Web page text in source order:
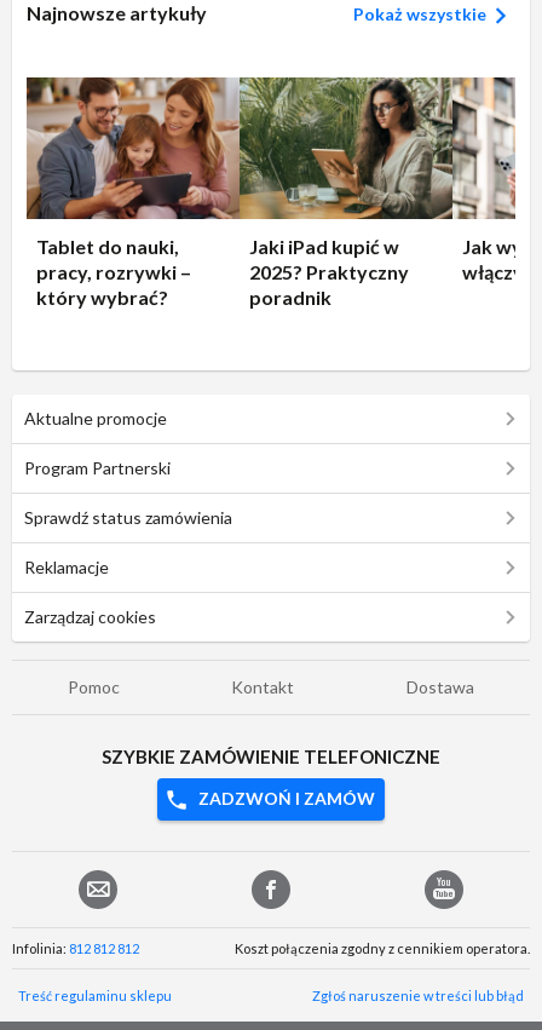
Najnowsze artykuły Pokaż wszystkie
Tablet do nauki,
pracy, rozrywki –
który wybrać?
Jaki iPad kupić w
2025? Praktyczny
poradnik
Jak
włączyć
Aktualne promocje
Program Partnerski
Sprawdź status zamówienia
Reklamacje
Zarządzaj cookies
Pomoc Kontakt Dostawa
SZYBKIE ZAMÓWIENIE TELEFONICZNE
ZADZWOŃ I ZAMÓW
Infolinia: 812 812 812 Koszt połączenia zgodny z cennikiem operatora.
Treść regulaminu sklepu Zgłoś naruszenie w treści lub błąd